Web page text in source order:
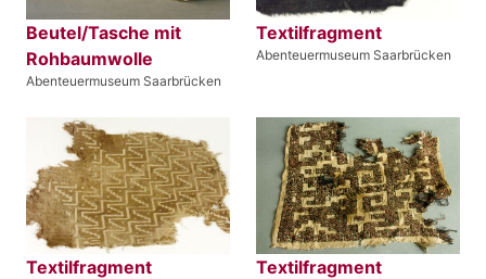
Beutel/Tasche mit
Rohbaumwolle
Abenteuermuseum Saarbrücken
Textilfragment
Abenteuermuseum Saarbrücken
Textilfragment Textilfragment